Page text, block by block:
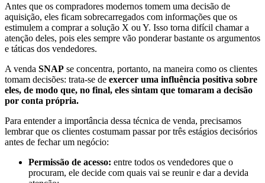
Antes que os compradores modernos tomem uma decisão de
aquisição, eles ficam sobrecarregados com informações que os
estimulem a comprar a solução X ou Y. Isso torna difícil chamar a
atenção deles, pois eles sempre vão ponderar bastante os argumentos
e táticas dos vendedores.
A venda SNAP se concentra, portanto, na maneira como os clientes
tomam decisões: trata-se de exercer uma influência positiva sobre
eles, de modo que, no final, eles sintam que tomaram a decisão
por conta própria.
Para entender a importância dessa técnica de venda, precisamos
lembrar que os clientes costumam passar por três estágios decisórios
antes de fechar um negócio:
Permissão de acesso: entre todos os vendedores que o
procuram, ele decide com quais vai se reunir e dar a devida